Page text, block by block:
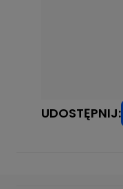
UDOSTĘPNIJ: